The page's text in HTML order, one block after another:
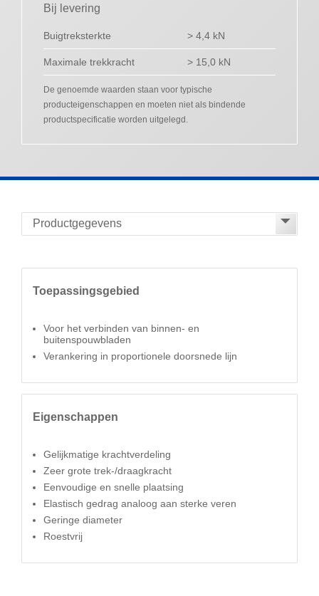
Bij levering
Buigtreksterkte > 4,4 kN
Maximale trekkracht > 15,0 kN
De genoemde waarden staan voor typische
producteigenschappen en moeten niet als bindende
productspecificatie worden uitgelegd.
Toepassingsgebied
Voor het verbinden van binnen- en
buitenspouwbladen
Verankering in proportionele doorsnede lijn
Eigenschappen
Gelijkmatige krachtverdeling
Zeer grote trek-/draagkracht
Eenvoudige en snelle plaatsing
Elastisch gedrag analoog aan sterke veren
Geringe diameter
Roestvrij